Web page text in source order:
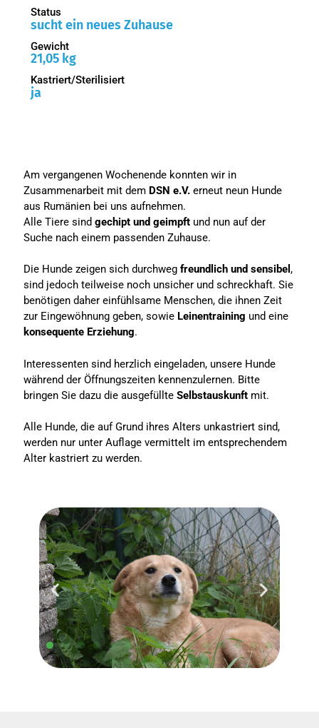
Status
sucht ein neues Zuhause
Gewicht
21,05 kg
Kastriert/Sterilisiert
ja
Am vergangenen Wochenende konnten wir in
Zusammenarbeit mit dem DSN e.V. erneut neun Hunde
aus Rumänien bei uns aufnehmen.
Alle Tiere sindgechipt und geimpft und nun auf der
Suche nach einem passenden Zuhause.
Die Hunde zeigen sich durchwegfreundlich und sensibel,
sind jedoch teilweise noch unsicher und schreckhaft. Sie
benötigen daher einfühlsame Menschen, die ihnen Zeit
zur Eingewöhnung geben, sowie Leinentraining und eine
konsequente Erziehung.
Interessenten sind herzlich eingeladen, unsere Hunde
während der Öffnungszeiten kennenzulernen. Bitte
bringen Sie dazu die ausgefüllteSelbstauskunft mit.
Alle Hunde, die auf Grund ihres Alters unkastriert sind,
werden nur unter Auflage vermittelt im entsprechendem
Alter kastriert zu werden.